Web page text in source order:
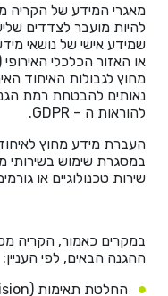
מאגרי המידע של הקריה
שמידע אישי של נושאי
מחוץ לגבולות האיחוד
נאותים להבטחת רמת
להוראות ה – GDPR.
העברת מידע מחוץ
במסגרת שימוש בשירותי
שירות טכנולוגיים או
במקרים כאמור, הקריה
ההגנה הבאים, לפי העניין: